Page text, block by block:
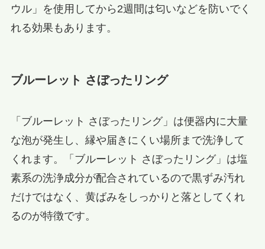
ウル」を使用してから2週間は匂いなどを防いでく
れる効果もあります。
ブルーレット さぼったリング
「ブルーレット さぼったリング」は便器内に大量
な泡が発生し、縁や届きにくい場所まで洗浄して
くれます。「ブルーレット さぼったリング」は塩
素系の洗浄成分が配合されているので黒ずみ汚れ
だけではなく、黄ばみをしっかりと落としてくれ
るのが特徴です。